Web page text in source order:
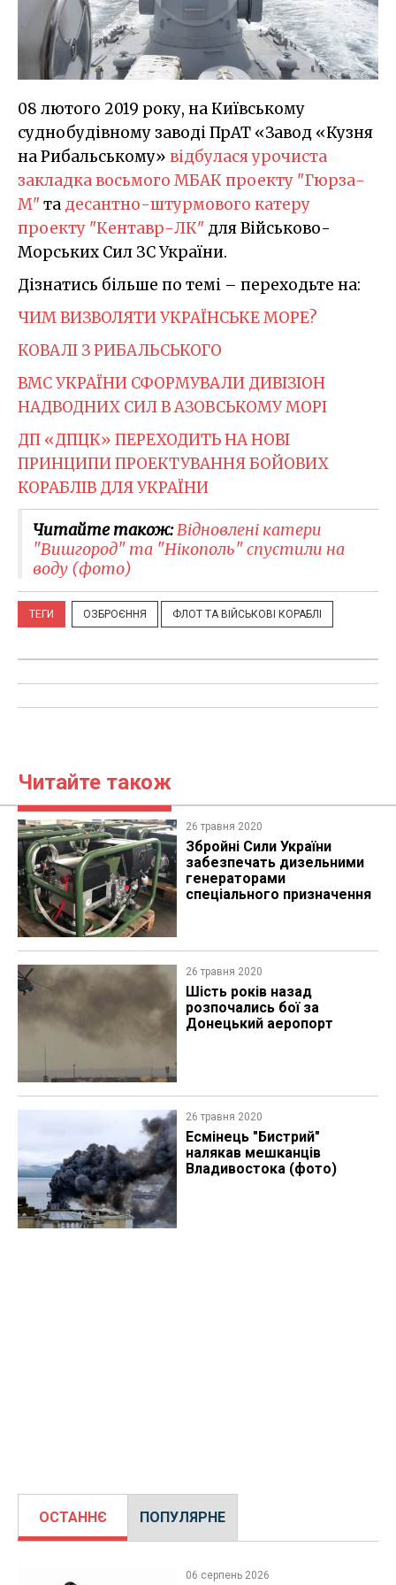
08 лютого 2019 року, на Київському
суднобудівному заводі ПрАТ «Завод «Кузня
на Рибальському» відбулася урочиста
закладка восьмого МБАК проекту "Гюрза-
М"та десантно-штурмового катеру
проекту "Кентавр-ЛК" для Військово-
Морських Сил ЗС України.
Дізнатись більше по темі – переходьте на:
ЧИМ ВИЗВОЛЯТИ УКРАЇНСЬКЕ МОРЕ?
КОВАЛІ З РИБАЛЬСЬКОГО
ВМС УКРАЇНИ СФОРМУВАЛИ ДИВІЗІОН
НАДВОДНИХ СИЛ В АЗОВСЬКОМУ МОРІ
ДП «ДПЦК» ПЕРЕХОДИТЬ НА НОВІ
ПРИНЦИПИ ПРОЕКТУВАННЯ БОЙОВИХ
КОРАБЛІВ ДЛЯ УКРАЇНИ
Читайте також:Відновлені катери
"Вишгород" та "Нікополь" спустили на
воду (фото)
ТЕГИ ОЗБРОЄННЯ ФЛОТ ТА ВІЙСЬКОВІ КОРАБЛІ
Читайте також
26 травня 2020
​Збройні Сили України
забезпечать дизельними
генераторами
спеціального призначення
26 травня 2020
Шість років назад
розпочались бої за
Донецький аеропорт
26 травня 2020
Есмінець "Бистрий"
налякав мешканців
Владивостока (фото)
ОСТАННЄ ПОПУЛЯРНЕ
06 серпень 2026